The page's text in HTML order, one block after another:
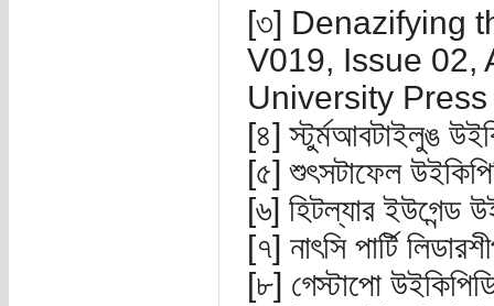
[৩] Denazifying
V019, Issue 02,
University
[৪] স্টুর্মআবটাইলুঙ
[৫] শুৎসটাফেল
[৬] হিটল্যার ইউগেন্ড
[৭] নাৎসি পার্টি
[৮] গেস্টাপো